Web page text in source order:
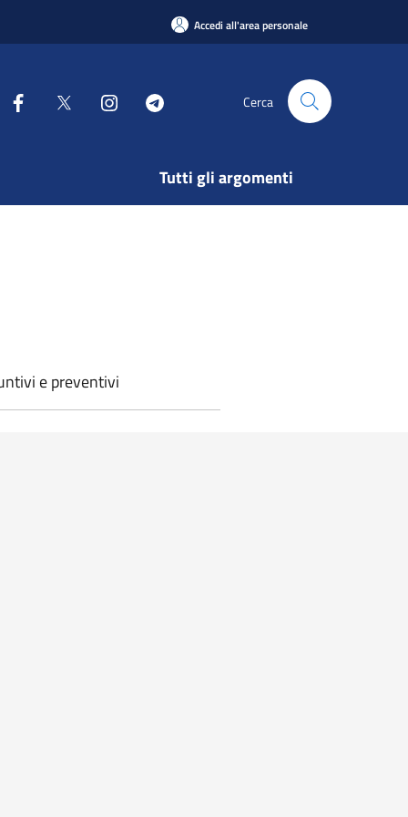
Accedi all'area personale
Cerca
Tutti gli argomenti
e preventivi